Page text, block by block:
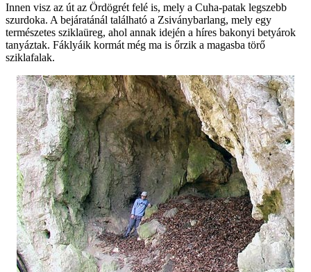
Innen visz az út az Ördögrét felé is, mely a Cuha-patak legszebb
szurdoka. A bejáratánál található a Zsiványbarlang, mely egy
természetes sziklaüreg, ahol annak idején a híres bakonyi betyárok
tanyáztak. Fáklyáik kormát még ma is őrzik a magasba törő
sziklafalak.